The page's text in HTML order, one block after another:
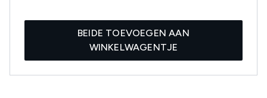
BEIDE TOEVOEGEN AAN
WINKELWAGENTJE